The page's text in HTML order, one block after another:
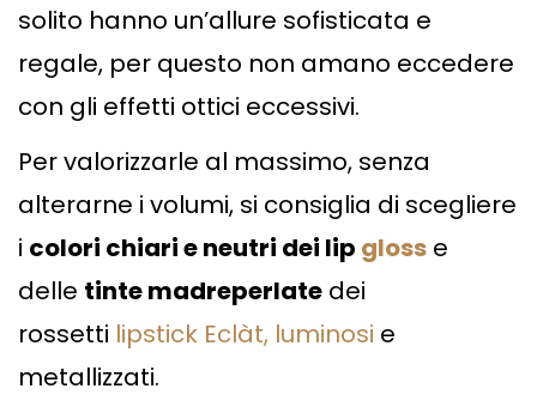
solito hanno un’allure sofisticata e
regale, per questo non amano eccedere
con gli effetti ottici eccessivi.
Per valorizzarle al massimo, senza
alterarne i volumi, si consiglia di scegliere
i colori chiari e neutri dei lip gloss e
delle tinte madreperlate dei
rossetti lipstick Eclàt, luminosi e
metallizzati.